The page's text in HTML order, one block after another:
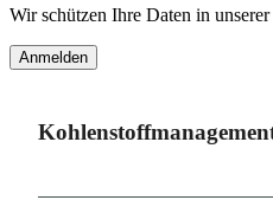
Wir schützen Ihre Daten in
Anmelden